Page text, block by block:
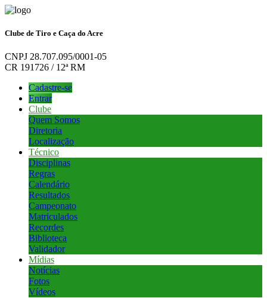
Clube de Tiro e Caça do Acre
CNPJ 28.707.095/0001-05
CR 191726 / 12ª RM
Cadastre-se
Entrar
Clube
Quem Somos
Diretoria
Localização
Técnico
Disciplinas
Regras
Calendário
Resultados
Campeonato
Matriculados
Recordes
Biblioteca
Validador
Mídias
Notícias
Fotos
Vídeos